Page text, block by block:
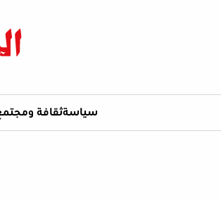
سياسةثقافة